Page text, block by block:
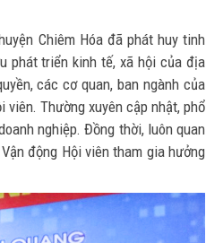
Chiêm Hóa đã phát huy tinh
phát triển kinh tế, xã hội của địa
các cơ quan, ban ngành của
viên. Thường xuyên cập nhật, phổ
nghiệp. Đồng thời, luôn quan
động Hội viên tham gia hưởng